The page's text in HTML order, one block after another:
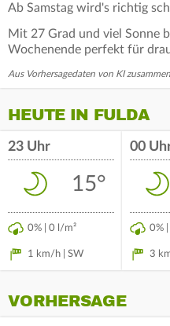
Ab Samstag wird's richtig
Mit 27 Grad und viel Sonne
Wochenende perfekt für
Aus Vorhersagedaten von KI
HEUTE IN FULDA
23 Uhr
15°
0% | 0 l/m²
1 km/h | SW
00
0%
3
VORHERSAGE